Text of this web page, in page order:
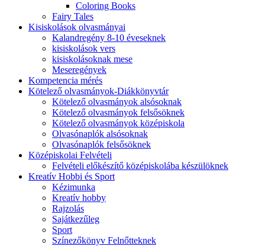
Coloring Books
Fairy Tales
Kisiskolások olvasmányai
Kalandregény 8-10 éveseknek
kisiskolások vers
kisiskolásoknak mese
Meseregények
Kompetencia mérés
Kötelező olvasmányok-Diákkönyvtár
Kötelező olvasmányok alsósoknak
Kötelező olvasmányok felsősöknek
Kötelező olvasmányok középiskola
Olvasónaplók alsósoknak
Olvasónaplók felsősöknek
Középiskolai Felvételi
Felvételi előkészítő középiskolába készülöknek
Kreatív Hobbi és Sport
Kézimunka
Kreatív hobby
Rajzolás
Sajátkezűleg
Sport
Színezőkönyv Felnőtteknek